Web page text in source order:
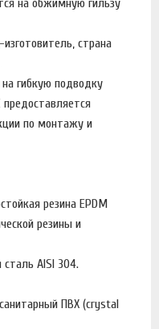
на обжимную гильзу
страна
гибкую подводку
предоставляется
по монтажу и
резина EPDM
резины и
AISI 304.
ПВХ (crystal